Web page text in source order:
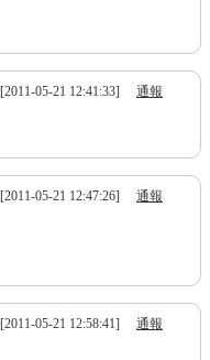
[2011-05-21 12:41:33] 通報
[2011-05-21 12:47:26] 通報
[2011-05-21 12:58:41] 通報